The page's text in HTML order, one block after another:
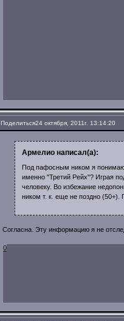
Поделиться24 октября, 2011г. 13:14:20
Армелио написал(а):
Под пафосным ником я
именно "Третий Рейх"? Играя
человеку. Во избежание
ником т. к. еще не поздно (50+).
Согласна. Эту информацию я не
0